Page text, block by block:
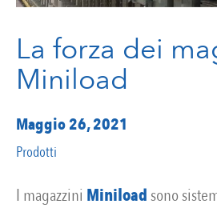
La forza dei
Miniload
Maggio 26, 2021
Prodotti
I magazzini Miniloadsono